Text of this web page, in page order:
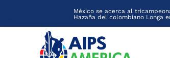
México se acerca al
Hazaña del colombiano Longa